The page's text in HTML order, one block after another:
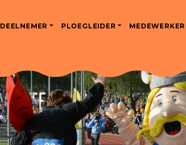
DEELNEMER PLOEGLEIDER MEDEWERKER